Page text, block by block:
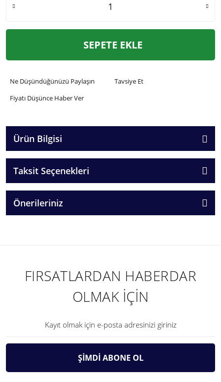
SEPETE EKLE
Ne Düşündüğünüzü Paylaşın
Tavsiye Et
Fiyatı Düşünce Haber Ver
Ürün Bilgisi
Taksit Seçenekleri
Önerileriniz
FIRSATLARDAN HABERDAR
OLMAK İÇİN
ŞİMDİ ABONE OL